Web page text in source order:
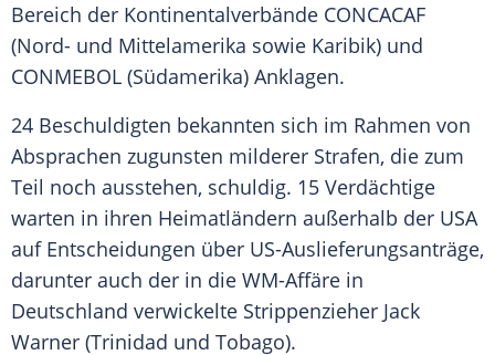
Bereich der Kontinentalverbände CONCACAF
(Nord- und Mittelamerika sowie Karibik) und
CONMEBOL (Südamerika) Anklagen.
24 Beschuldigten bekannten sich im Rahmen von
Absprachen zugunsten milderer Strafen, die zum
Teil noch ausstehen, schuldig. 15 Verdächtige
warten in ihren Heimatländern außerhalb der USA
auf Entscheidungen über US-Auslieferungsanträge,
darunter auch der in die WM-Affäre in
Deutschland verwickelte Strippenzieher Jack
Warner (Trinidad und Tobago).